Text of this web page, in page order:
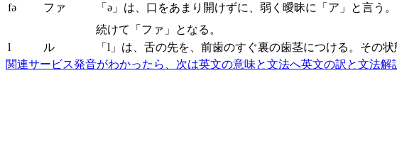
fə ファ
「ə」は、口をあまり開けずに、弱く曖昧に「ア」と言う。
続けて「ファ」となる。
l
ル
「l」は、舌の先を、前歯のすぐ裏の歯茎につける。その
関連サービス発音がわかったら、次は英文の意味と文法へ英文の訳と文法解